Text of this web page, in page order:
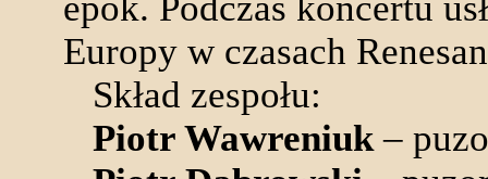
Europy w czasach
Skład zespołu:
Piotr Wawreniuk–